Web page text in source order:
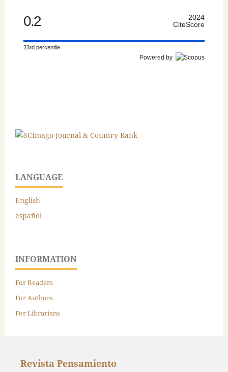
0.2
2024
CiteScore
23rd percentile
Powered by
LANGUAGE
English
español
INFORMATION
For Readers
For Authors
For Librarians
Revista Pensamiento